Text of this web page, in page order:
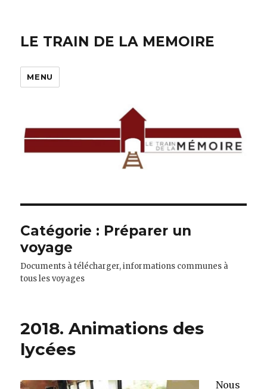
LE TRAIN DE LA MEMOIRE
MENU
Catégorie : Préparer un
voyage
Documents à télécharger, informations communes à
tous les voyages
2018. Animations des
lycées
Nous